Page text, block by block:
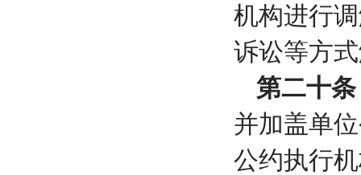
机构进行
诉讼等方
第二十条
并加盖单
公约执行